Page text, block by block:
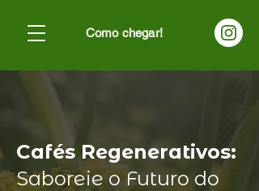
Como chegar!
Cafés Regenerativos:
Saboreie o Futuro do